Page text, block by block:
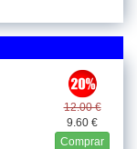
12.00 €
9.60 €
Comprar